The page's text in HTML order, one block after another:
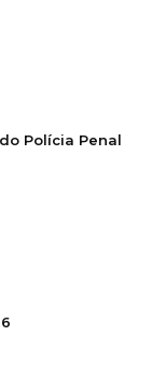
Polícia Penal